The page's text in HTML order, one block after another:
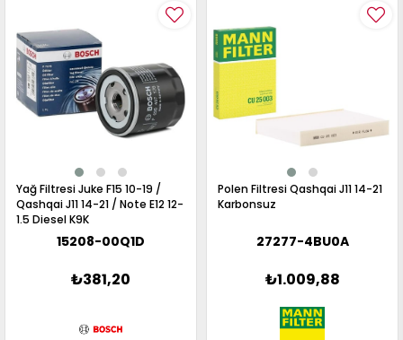
Yağ Filtresi Juke F15 10-19 /
Qashqai J11 14-21 / Note E12 12-
1.5 Diesel K9K
15208-00Q1D
₺381,20
Polen Filtresi Qashqai J11 14-21
Karbonsuz
27277-4BU0A
₺1.009,88